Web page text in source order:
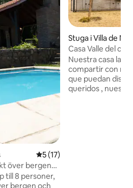
5 av 5 i genomsnittligt
5 (17)
över bergen
till 8 personer,
bergen och
Stuga i Villa de
Casa Valle del
Nuestra casa la
compartir con
que puedan
queridos , nuestra idea y